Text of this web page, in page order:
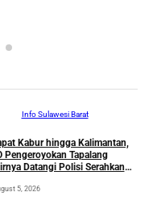
Info Sulawesi Barat
Kabur hingga Kalimantan,
Pengeroyokan Tapalang
Datangi Polisi Serahkan
5, 2026